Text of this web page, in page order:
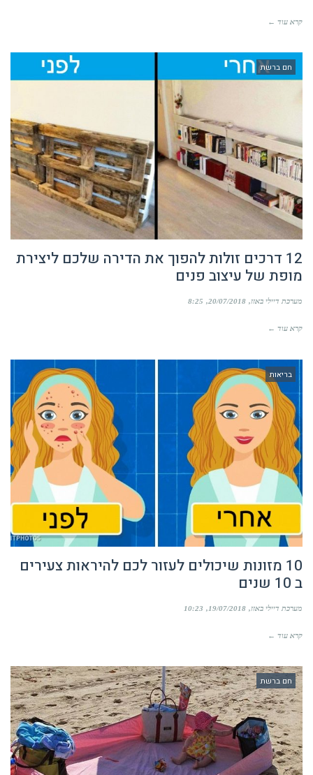
קרא עוד ←
חם ברשת
12 דרכים זולות להפוך את הדירה שלכם ליצירת
מופת של עיצוב פנים
מערכת דיילי באזז 20/07/2018
8:25
קרא עוד ←
בריאות
10 מזונות שיכולים לעזור לכם להיראות צעירים
ב 10 שנים
מערכת דיילי באזז 19/07/2018
10:23
קרא עוד ←
חם ברשת